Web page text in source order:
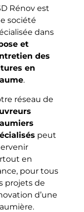
Rénov est
société
dans
et
des
en
.
réseau de
peut
en
pour tous
projets de
d’une